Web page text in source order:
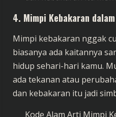
4. Mimpi Kebakaran
Mimpi kebakaran nggak
biasanya ada kaitannya
hidup sehari-hari kamu.
ada tekanan atau
dan kebakaran itu jadi
Kode Alam Arti Mimpi